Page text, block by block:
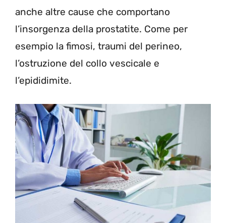
anche altre cause che comportano
l’insorgenza della prostatite. Come per
esempio la fimosi, traumi del perineo,
l’ostruzione del collo vescicale e
l’epididimite.